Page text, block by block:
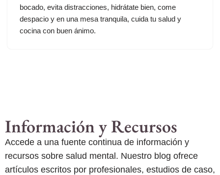
bocado, evita distracciones, hidrátate bien, come
despacio y en una mesa tranquila, cuida tu salud y
cocina con buen ánimo.
Información y Recursos
Accede a una fuente continua de información y
recursos sobre salud mental. Nuestro blog ofrece
artículos escritos por profesionales, estudios de caso,